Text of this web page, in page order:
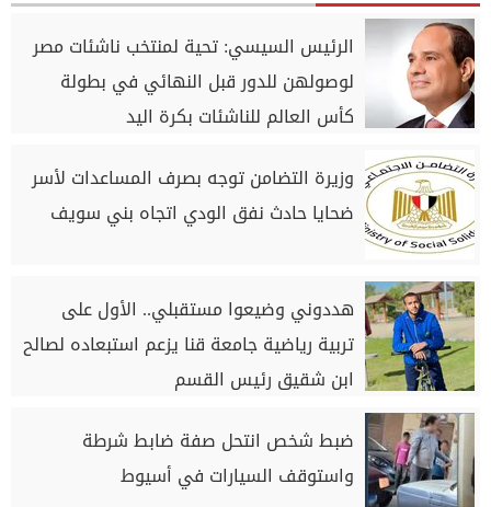
الرئيس السيسي: تحية لمنتخب ناشئات مصر
لوصولهن للدور قبل النهائي في بطولة
كأس العالم للناشئات بكرة اليد
وزيرة التضامن توجه بصرف المساعدات لأسر
ضحايا حادث نفق الودي اتجاه بني سويف
هددوني وضيعوا مستقبلي.. الأول على
تربية رياضية جامعة قنا يزعم استبعاده لصالح
ابن شقيق رئيس القسم
ضبط شخص انتحل صفة ضابط شرطة
واستوقف السيارات في أسيوط